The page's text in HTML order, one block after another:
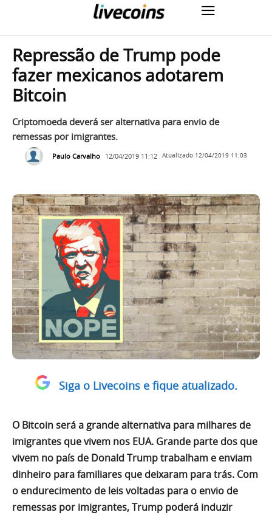
Repressão de Trump pode
fazer mexicanos adotarem
Bitcoin
Criptomoeda deverá ser alternativa para envio de
remessas por imigrantes.
Paulo Carvalho 12/04/2019 11:12 Atualizado 12/04/2019 11:03
Siga o Livecoins e fique atualizado.
O Bitcoin será a grande alternativa para milhares de
imigrantes que vivem nos EUA. Grande parte dos que
vivem no país de Donald Trump trabalham e enviam
dinheiro para familiares que deixaram para trás. Com
o endurecimento de leis voltadas para o envio de
remessas por imigrantes, Trump poderá induzir